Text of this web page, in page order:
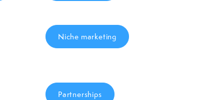
Niche marketing
Partnerships